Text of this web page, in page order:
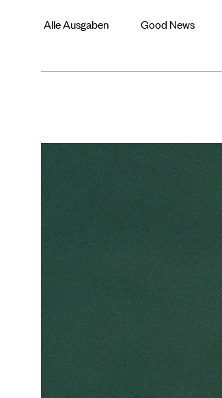
Alle Ausgaben Good News